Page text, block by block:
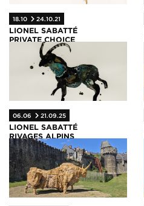
18.10 24.10.21
LIONEL SABATTÉ
PRIVATE CHOICE
06.06 21.09.25
LIONEL SABATTÉ
RIVAGES ALPINS